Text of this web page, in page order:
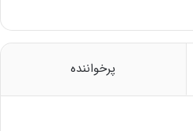
پرخواننده